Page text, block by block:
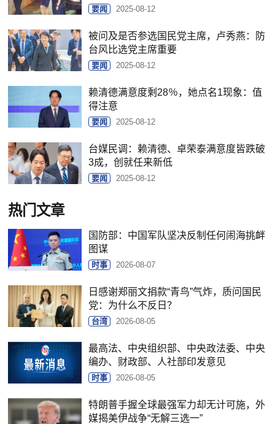
要闻 2025-08-12
被问及是否参选国民党主席，卢秀燕：防
台风比选党主席重要
要闻 2025-08-12
赖清德满意度剩28％，她点名1现象：值
得注意
要闻 2025-08-12
台媒民调：赖清德、卓荣泰满意度皆跌破
3成，创就任来新低
要闻 2025-08-12
热门文章
国防部：中国军队坚决反制任何闹海挑衅
图谋
时事 2026-08-07
日感谢郑丽文捐款“青鸟”气炸，质问国民
党：为什么不反日？
台湾 2026-08-05
最高法、中央组织部、中央政法委、中央
编办、财政部、人社部印发意见
时事 2026-08-05
特朗普手握全球最强军力却无计可施，外
媒揭美伊战争“无解三选一”